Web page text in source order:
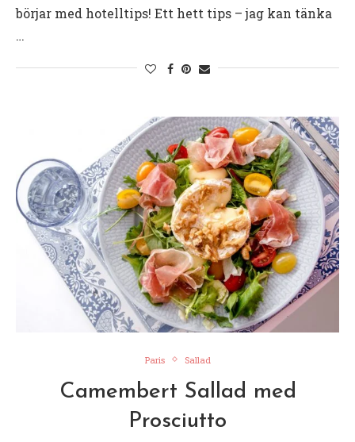
börjar med hotelltips! Ett hett tips – jag kan tänka
…
Paris Sallad
Camembert Sallad med
Prosciutto